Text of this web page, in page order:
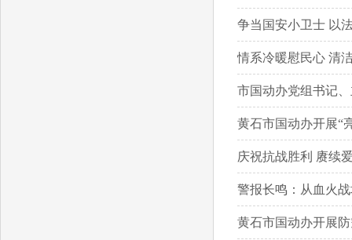
争当国安小卫士 以
情系冷暖慰民心 清
市国动办党组书记
黄石市国动办开展“
庆祝抗战胜利 赓续
警报长鸣：从血火
黄石市国动办开展